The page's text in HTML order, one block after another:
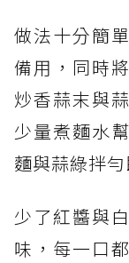
做法十分簡
備用，同時
炒香蒜末與
少量煮麵水
麵與蒜綠拌勻
少了紅醬與
味，每一口